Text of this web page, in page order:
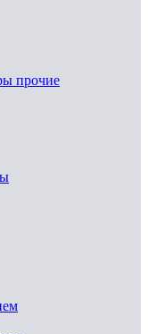
прочие